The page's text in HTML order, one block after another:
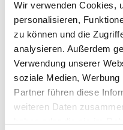
Wir verwenden Cookies,
personalisieren,
zu können und die
analysieren. Außerdem
Verwendung unserer
soziale Medien,
Partner führen diese
weiteren Daten
Kino vor
Bibliothek
Essen und
Sport
Naturbad
Wandern in
Schilift